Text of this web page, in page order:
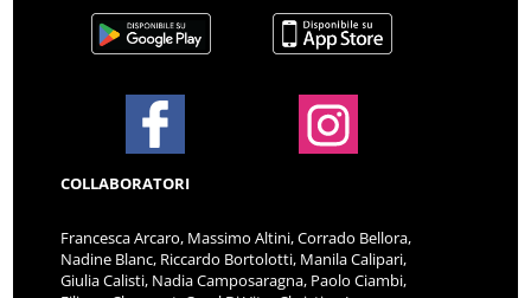
COLLABORATORI
Francesca Arcaro, Massimo Altini, Corrado Bellora,
Nadine Blanc, Riccardo Bortolotti, Manila Calipari,
Giulia Calisti, Nadia Camposaragna, Paolo Ciambi,